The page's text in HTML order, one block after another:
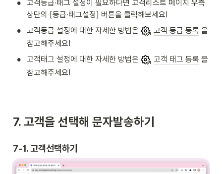
•
고객등급∙태그 설정이 필요하다면 고객리스트 페이지 우측
상단의 [등급∙태그설정] 버튼을 클릭해보세요!
• 고객등급 설정에 대한 자세한 방법은 고객 등급 등록 을
참고해주세요!
• 고객태그 설정에 대한 자세한 방법은 고객 태그 등록 을
참고해주세요!
7. 고객을 선택해 문자발송하기
7-1. 고객선택하기